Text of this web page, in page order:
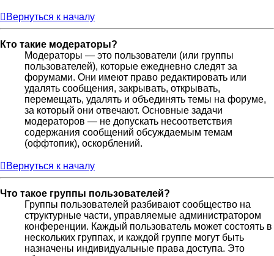
Вернуться к началу
Кто такие модераторы?
Модераторы — это пользователи (или группы
пользователей), которые ежедневно следят за
форумами. Они имеют право редактировать или
удалять сообщения, закрывать, открывать,
перемещать, удалять и объединять темы на форуме,
за который они отвечают. Основные задачи
модераторов — не допускать несоответствия
содержания сообщений обсуждаемым темам
(оффтопик), оскорблений.
Вернуться к началу
Что такое группы пользователей?
Группы пользователей разбивают сообщество на
структурные части, управляемые администратором
конференции. Каждый пользователь может состоять в
нескольких группах, и каждой группе могут быть
назначены индивидуальные права доступа. Это